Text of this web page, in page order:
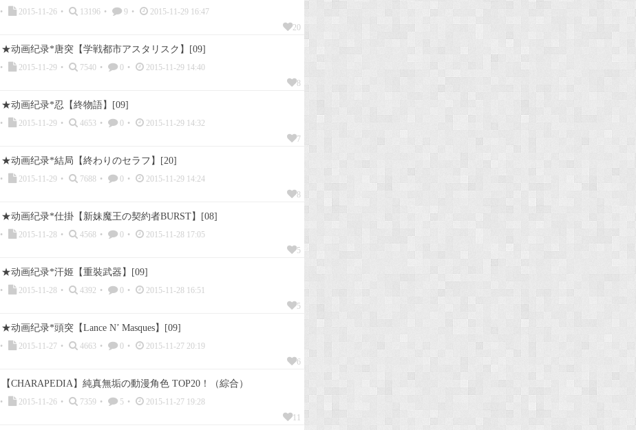
• 2015-11-26 • 13196 • 9 •
2015-11-29 16:47
20
★动画纪录*唐突【学戦都市アスタリスク】[09]
• 2015-11-29 • 7540 • 0 •
2015-11-29 14:40
8
★动画纪录*忍【終物語】[09]
• 2015-11-29 • 4653 • 0 •
2015-11-29 14:32
7
★动画纪录*結局【終わりのセラフ】[20]
• 2015-11-29 • 7688 • 0 •
2015-11-29 14:24
8
★动画纪录*仕掛【新妹魔王の契約者BURST】[08]
• 2015-11-28 • 4568 • 0 •
2015-11-28 17:05
5
★动画纪录*汗姬【重裝武器】[09]
• 2015-11-28 • 4392 • 0 •
2015-11-28 16:51
5
★动画纪录*頭突【Lance N’ Masques】[09]
• 2015-11-27 • 4663 • 0 •
2015-11-27 20:19
6
【CHARAPEDIA】純真無垢の動漫角色 TOP20！（綜合）
• 2015-11-26 • 7359 • 5 •
2015-11-27 19:28
11